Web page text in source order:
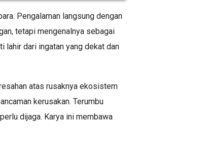
Pengalaman langsung dengan
tetapi mengenalnya sebagai
lahir dari ingatan yang dekat dan
atas rusaknya ekosistem
kerusakan. Terumbu
dijaga. Karya ini membawa